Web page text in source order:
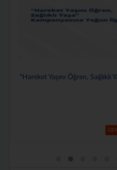
Genel Müdürlüğümüzde